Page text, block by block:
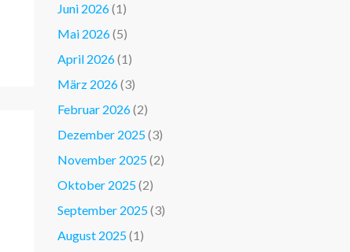
Juni 2026(1)
Mai 2026(5)
April 2026(1)
März 2026(3)
Februar 2026(2)
Dezember 2025(3)
November 2025(2)
Oktober 2025(2)
September 2025(3)
August 2025(1)